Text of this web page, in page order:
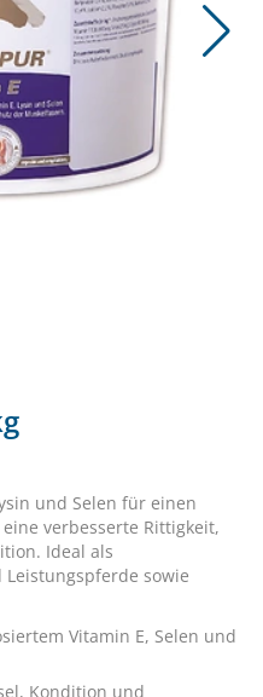
und Selen für einen
verbesserte Rittigkeit,
Ideal als
sowie
Vitamin E, Selen und
Kondition und